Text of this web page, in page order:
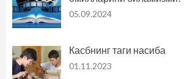
05.09.2024
Касбнинг таги насиба
01.11.2023